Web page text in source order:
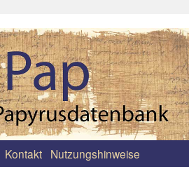
Kontakt Nutzungshinweise